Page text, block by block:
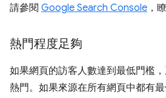
請參閱 Google Search Console ，
熱門程度足夠
如果網頁的訪客人數達到最低門檻
熱門。如果來源在所有網頁中都有